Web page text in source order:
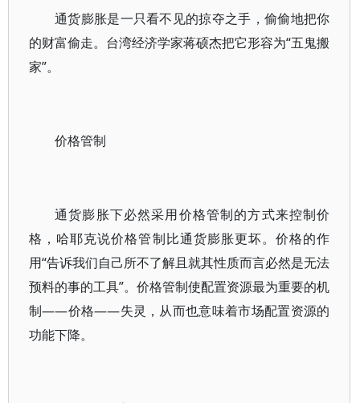
通货膨胀是一只看不见的掠夺之手，偷偷地把你
的财富偷走。台湾经济学家蒋硕杰把它形容为“五鬼搬
家”。
价格管制
通货膨胀下必然采用价格管制的方式来控制价
格，哈耶克说价格管制比通货膨胀更坏。价格的作
用“告诉我们自己所不了解且就其性质而言必然是无法
预料的事的工具”。价格管制使配置资源最为重要的机
制——价格——失灵，从而也意味着市场配置资源的
功能下降。